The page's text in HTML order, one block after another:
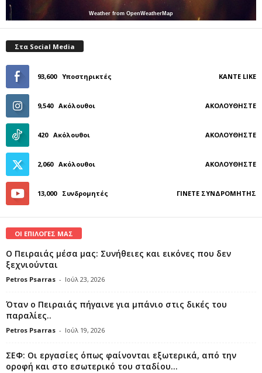
Weather from OpenWeatherMap
Στα Social Media
93,600 Υποστηρικτές ΚΆΝΤΕ LIKE
9,540 Ακόλουθοι ΑΚΟΛΟΥΘΉΣΤΕ
420 Ακόλουθοι ΑΚΟΛΟΥΘΉΣΤΕ
2,060 Ακόλουθοι ΑΚΟΛΟΥΘΉΣΤΕ
13,000 Συνδρομητές ΓΊΝΕΤΕ ΣΥΝΔΡΟΜΗΤΉΣ
ΟΙ ΕΠΙΛΟΓΕΣ ΜΑΣ
Ο Πειραιάς μέσα μας: Συνήθειες και εικόνες που δεν
ξεχνιούνται
Petros Psarras - Ιούλ 23, 2026
Όταν ο Πειραιάς πήγαινε για μπάνιο στις δικές του
παραλίες..
Petros Psarras - Ιούλ 19, 2026
ΣΕΦ: Οι εργασίες όπως φαίνονται εξωτερικά, από την
οροφή και στο εσωτερικό του σταδίου...